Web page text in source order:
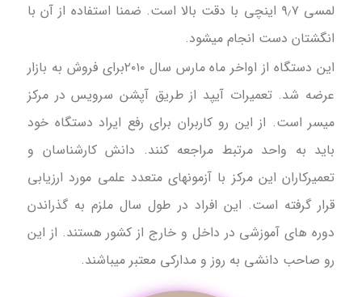
لمسی ۹٫۷ اینچی با دقت بالا است. ضمنا استفاده از آن با
انگشتان دست انجام میشود.
این دستگاه از اواخر ماه مارس سال ۲۰۱۰برای فروش به بازار
عرضه شد. تعمیرات آیپد از طریق آپشن سرویس در مرکز
میسر است. از این رو کاربران برای رفع ایراد دستگاه خود
باید به واحد مرتبط مراجعه کنند. دانش کارشناسان و
تعمیرکاران این مرکز با آزمونهای متعدد علمی مورد ارزیابی
قرار گرفته است. این افراد در طول سال ملزم به گذراندن
دوره های آموزشی در داخل و خارج از کشور هستند. از این
رو صاحب دانشی به روز و مدارکی معتبر میباشند.